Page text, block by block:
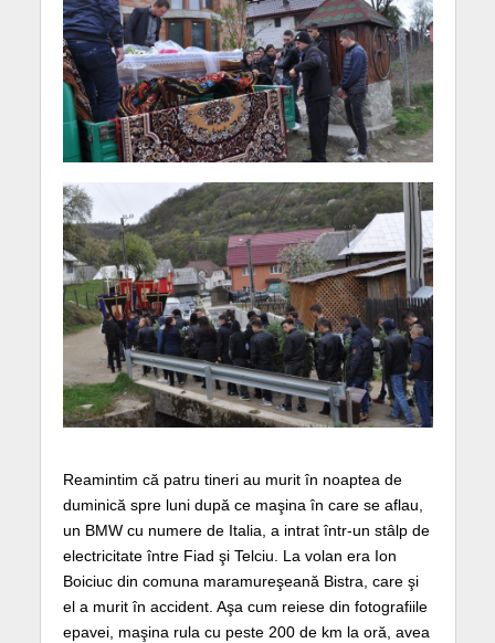
Reamintim că patru tineri au murit în noaptea de
duminică spre luni după ce maşina în care se aflau,
un BMW cu numere de Italia, a intrat într-un stâlp de
electricitate între Fiad şi Telciu. La volan era Ion
Boiciuc din comuna maramureşeană Bistra, care şi
el a murit în accident. Aşa cum reiese din fotografiile
epavei, maşina rula cu peste 200 de km la oră, avea